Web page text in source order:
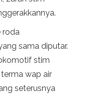
roda
sama diputar.
stim
wap air
seterusnya